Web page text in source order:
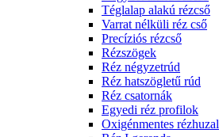
Téglalap alakú rézcső
Varrat nélküli réz cső
Precíziós rézcső
Rézszögek
Réz négyzetrúd
Réz hatszögletű rúd
Réz csatornák
Egyedi réz profilok
Oxigénmentes rézhuzal